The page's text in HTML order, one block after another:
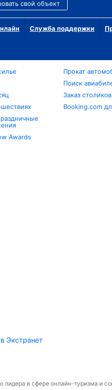
свой объект
Служба поддержки
Awards
Прокат
Поиск
Заказ
Booking.com
Экстранет
в сфере онлайн-туризма и